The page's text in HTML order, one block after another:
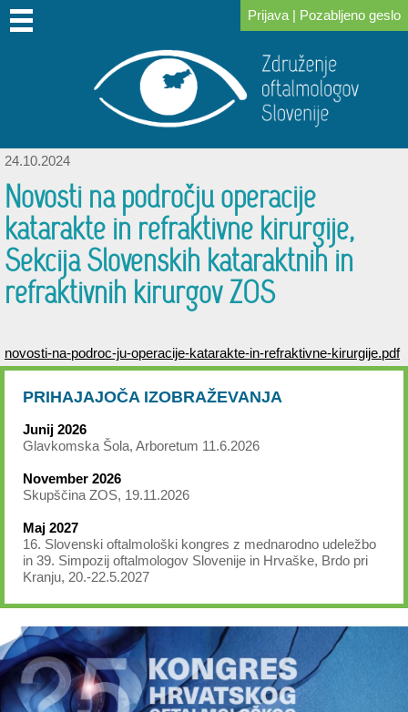
DOMOV
O
PRIDRUŽITE
ZA
KONGRESI
ZA
POVEZAVE
NOVICE
IZOBRAŽEVANJE
SKLAD
Prijava | Pozabljeno geslo
24.10.2024
Novosti na področju operacije
katarakte in refraktivne kirurgije,
Sekcija Slovenskih kataraktnih in
refraktivnih kirurgov ZOS
novosti-na-podroc-ju-operacije-katarakte-in-refraktivne-kirurgije.pdf
PRIHAJAJOČA IZOBRAŽEVANJA
Junij 2026
Glavkomska Šola, Arboretum 11.6.2026
November 2026
Skupščina ZOS, 19.11.2026
Maj 2027
16. Slovenski oftalmološki kongres z mednarodno udeležbo
in 39. Simpozij oftalmologov Slovenije in Hrvaške, Brdo pri
Kranju, 20.-22.5.2027